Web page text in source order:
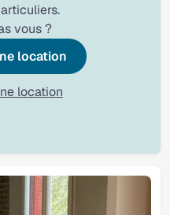
vous ?
location
location